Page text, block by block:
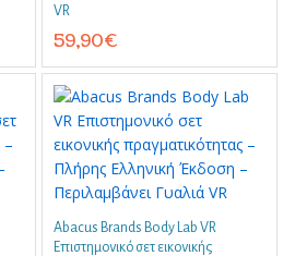
VR
59,90€
Abacus Brands Body Lab VR
Επιστημονικό σετ εικονικής